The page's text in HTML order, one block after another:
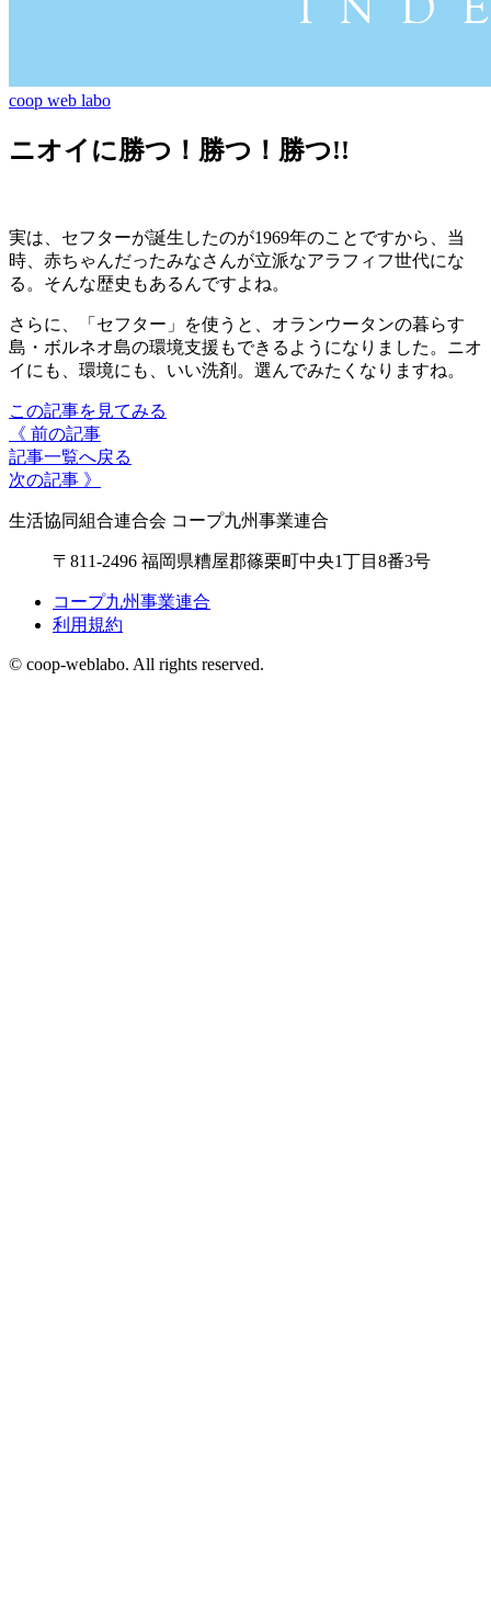
coop web labo
ニオイに勝つ！勝つ！勝つ!!
実は、セフターが誕生したのが1969年のことですから、当
時、赤ちゃんだったみなさんが立派なアラフィフ世代にな
る。そんな歴史もあるんですよね。
さらに、「セフター」を使うと、オランウータンの暮らす
島・ボルネオ島の環境支援もできるようになりました。ニオ
イにも、環境にも、いい洗剤。選んでみたくなりますね。
この記事を見てみる
《 前の記事
記事一覧へ戻る
次の記事 》
生活協同組合連合会 コープ九州事業連合
〒811-2496 福岡県糟屋郡篠栗町中央1丁目8番3号
コープ九州事業連合
利用規約
© coop-weblabo. All rights reserved.